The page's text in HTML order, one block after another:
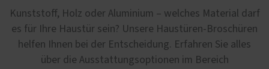
Kunststoff, Holz oder Aluminium – welches Material darf
es für Ihre Haustür sein? Unsere Haustüren-Broschüren
helfen Ihnen bei der Entscheidung. Erfahren Sie alles
über die Ausstattungsoptionen im Bereich